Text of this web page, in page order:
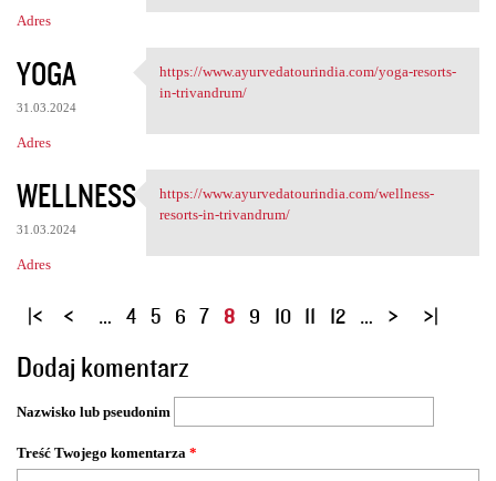
Adres
YOGA
31.03.2024
Adres
https://www.ayurvedatourindia
https://www.ayurvedatourindia.com/yoga-resorts-
in-trivandrum/
WELLNESS
31.03.2024
Adres
https://www.ayurvedatourindia
https://www.ayurvedatourindia.com/wellness-
resorts-in-trivandrum/
S
r
o
y
… 4 5 6 7 8 9 10 11 12 …
Dodaj komentarz
Nazwisko lub pseudonim
Treść Twojego komentarza *